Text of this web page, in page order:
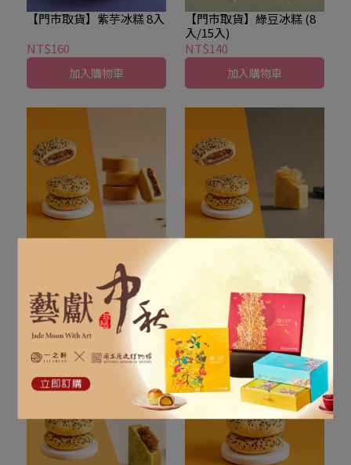
【門市取貨】紫芋冰糕 8入
NT$160
加入購物車
【門市取貨】綠豆冰糕 (8
入/15入)
NT$140
加入購物車
【宅配/門市取貨/超商取
貨】植萃雙鑽禮盒｜善Q餅
5入＋晶鑽桂圓酥5入
加入購物車
【宅配/門市取貨/超商取
加入購物車